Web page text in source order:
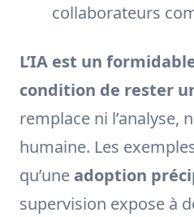
collaborateurs
L’IA est un
condition de rester
remplace ni l’analyse,
humaine. Les
qu’une adoption
supervision expose à